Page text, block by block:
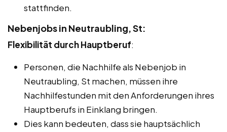
stattfinden.
Nebenjobs in Neutraubling, St:
Flexibilität durch Hauptberuf:
Personen, die Nachhilfe als Nebenjob in
Neutraubling, St machen, müssen ihre
Nachhilfestunden mit den Anforderungen ihres
Hauptberufs in Einklang bringen.
Dies kann bedeuten, dass sie hauptsächlich